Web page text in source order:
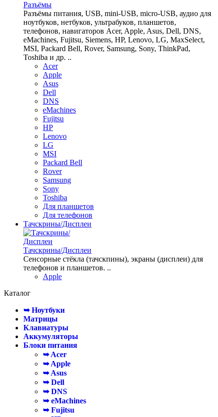
Разъёмы
Разъёмы питания, USB, mini-USB, micro-USB, аудио для
ноутбуков, нетбуков, ультрабуков, планшетов,
телефонов, навигаторов Acer, Apple, Asus, Dell, DNS,
eMachines, Fujitsu, Siemens, HP, Lenovo, LG, MaxSelect,
MSI, Packard Bell, Rover, Samsung, Sony, ThinkPad,
Toshiba и др. ..
Acer
Apple
Asus
Dell
DNS
eMachines
Fujitsu
HP
Lenovo
LG
MSI
Packard Bell
Rover
Samsung
Sony
Toshiba
Для планшетов
Для телефонов
Тачскрины/Дисплеи
Тачскрины/Дисплеи
Сенсорные стёкла (тачскпины), экраны (дисплеи) для
телефонов и планшетов. ..
Apple
Каталог
➥ Ноутбуки
Матрицы
Клавиатуры
Аккумуляторы
Блоки питания
➥ Acer
➥ Apple
➥ Asus
➥ Dell
➥ DNS
➥ eMachines
➥ Fujitsu